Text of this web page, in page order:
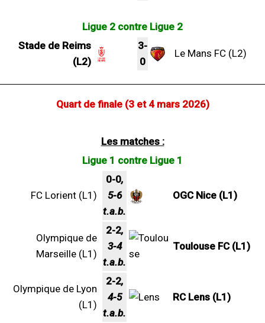
Ligue 2 contre Ligue 2
Stade de Reims
(L2)
3-
0
Le Mans FC (L2)
Quart de finale (3 et 4 mars 2026)
Les matches :
Ligue 1 contre Ligue 1
FC Lorient (L1)
0-0,
5-6
t.a.b.
OGC Nice (L1)
Olympique de
Marseille (L1)
2-2,
3-4
t.a.b.
Toulouse FC (L1)
Olympique de Lyon
(L1)
2-2,
4-5
t.a.b.
RC Lens (L1)